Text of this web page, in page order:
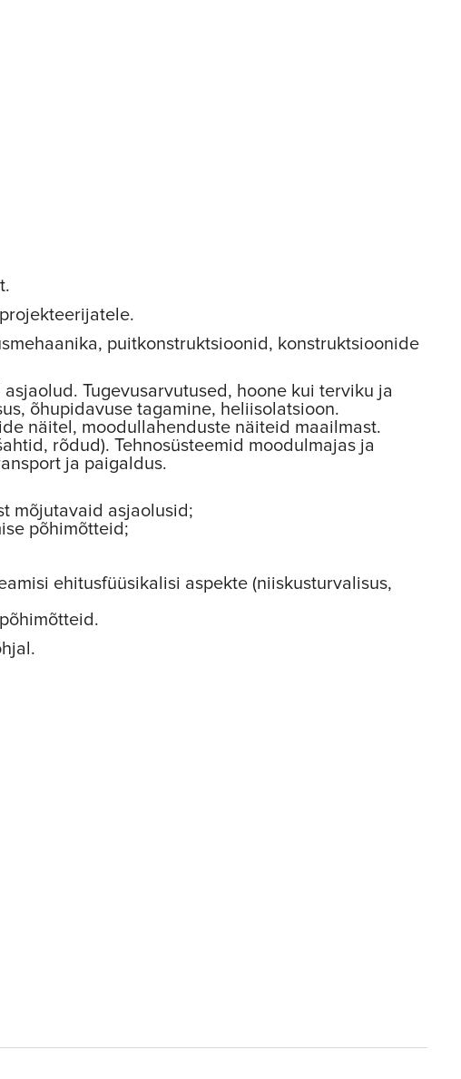
puitkonstruktsioonid, konstruktsioonide
Tugevusarvutused, hoone kui terviku ja
õhupidavuse tagamine, heliisolatsioon.
näitel, moodullahenduste näiteid maailmast.
rõdud). Tehnosüsteemid moodulmajas ja
ja paigaldus.
mõjutavaid asjaolusid;
põhimõtteid;
ehitusfüüsikalisi aspekte (niiskusturvalisus,